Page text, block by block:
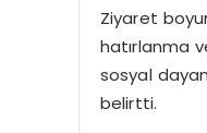
Ziyaret
hatırlanma
sosyal
belirtti.